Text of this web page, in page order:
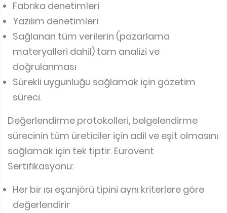
Fabrika denetimleri
Yazılım denetimleri
Sağlanan tüm verilerin (pazarlama
materyalleri dahil) tam analizi ve
doğrulanması
Sürekli uygunluğu sağlamak için gözetim
süreci.
Değerlendirme protokolleri, belgelendirme
sürecinin tüm üreticiler için adil ve eşit olmasını
sağlamak için tek tiptir. Eurovent
Sertifikasyonu:
Her bir ısı eşanjörü tipini aynı kriterlere göre
değerlendirir